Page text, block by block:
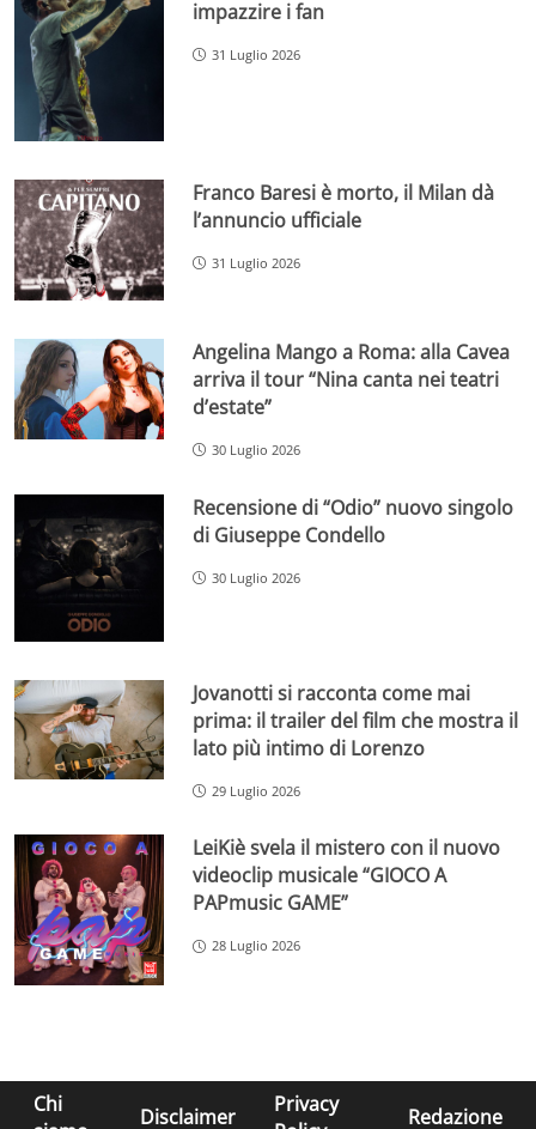
impazzire i fan
31 Luglio 2026
Franco Baresi è morto, il Milan dà
l’annuncio ufficiale
31 Luglio 2026
Angelina Mango a Roma: alla Cavea
arriva il tour “Nina canta nei teatri
d’estate”
30 Luglio 2026
Recensione di “Odio” nuovo singolo
di Giuseppe Condello
30 Luglio 2026
Jovanotti si racconta come mai
prima: il trailer del film che mostra il
lato più intimo di Lorenzo
29 Luglio 2026
LeiKiè svela il mistero con il nuovo
videoclip musicale “GIOCO A
PAPmusic GAME”
28 Luglio 2026
Chi
Disclaimer
Privacy
Redazione